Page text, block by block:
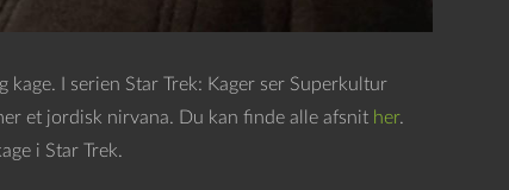
I serien Star Trek: Kager ser Superkultur
et jordisk nirvana. Du kan finde alle afsnit her.
i Star Trek.